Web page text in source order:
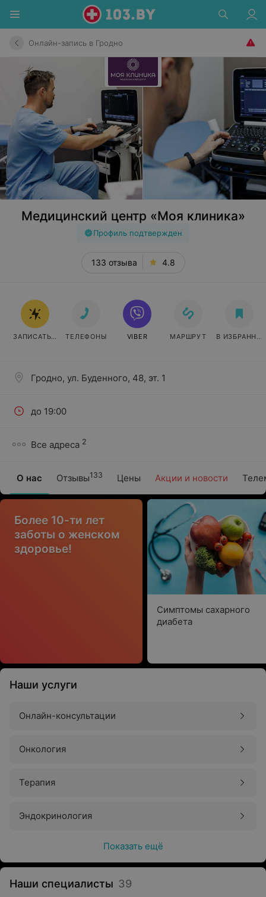
Онлайн-запись в Гродно
Медицинский центр «Моя клиника»
Профиль подтвержден
133 отзыва 4.8
О нас Отзывы133 Цены Акции и новости
Гродно, ул. Буденного, 48, эт. 1
до 19:00
Все адреса 2
ЗАПИСАТЬСЯ ОНЛАЙН
ТЕЛЕФОНЫ VIBER МАРШРУТ В ИЗБРАННОЕ
Более 10-ти лет
заботы о женском
здоровье!
Симптомы сахарного
диабета
Наши услуги
Онлайн-консультации
Онкология
Терапия
Эндокринология
Показать ещё
Наши специалисты 39